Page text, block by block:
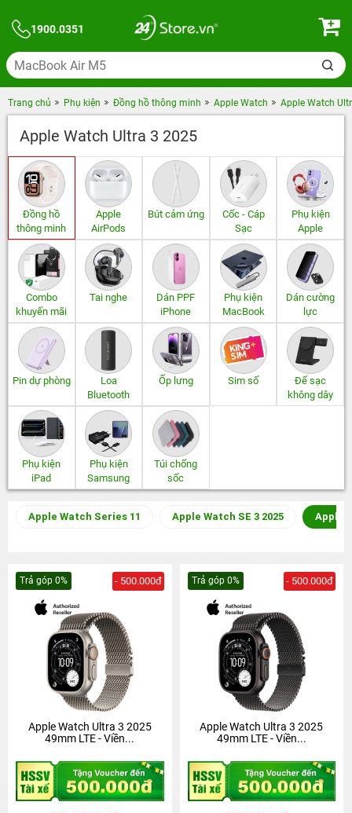
1900.0351
Trang chủ Phụ kiện Đồng hồ thông minh Apple Watch Apple Watch
Apple Watch Ultra 3 2025
Đồng hồ
thông minh
Apple
AirPods
Bút cảm ứng
Cốc - Cáp
Sạc
Phụ kiện
Apple
Combo
khuyến mãi
Tai nghe
Dán PPF
iPhone
Phụ kiện
MacBook
Dán cường
lực
Pin dự phòng
Loa
Bluetooth
Ốp lưng Sim số
Đế sạc
không dây
Phụ kiện
iPad
Phụ kiện
Samsung
Túi chống
sốc
Apple Watch Series 11 Apple Watch SE 3 2025 Apple
Trả góp 0% - 500.000đ
Apple Watch Ultra 3 2025
49mm LTE - Viền...
Trả góp 0% - 500.000đ
Apple Watch Ultra 3 2025
49mm LTE - Viền...